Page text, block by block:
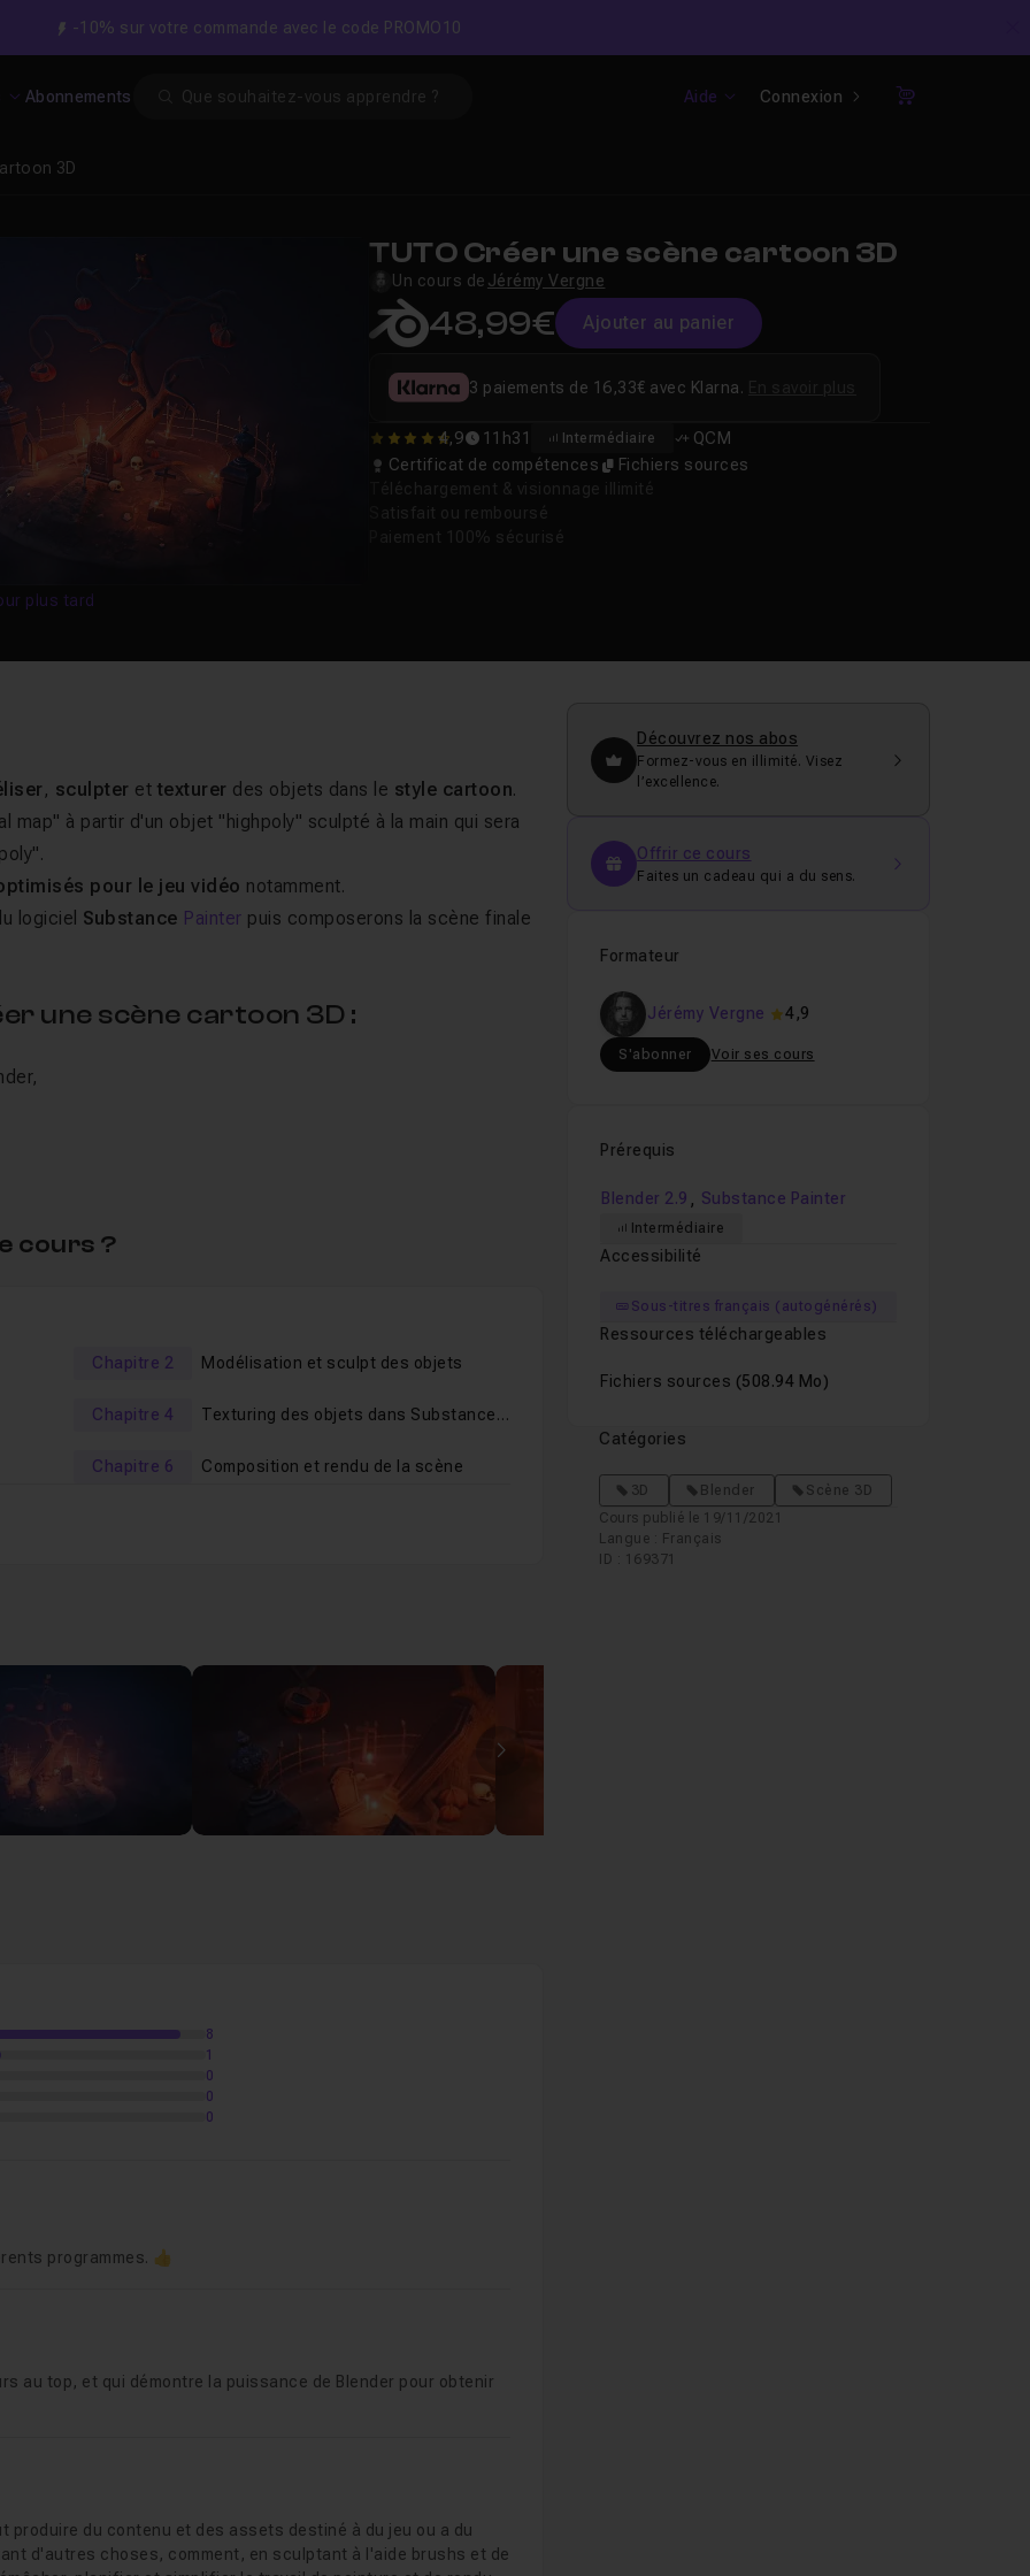
-10% sur votre commande avec le code PROMO10
Abonnements Aide Connexion
Panier
3D
plus tard
TUTO Créer une scène cartoon 3D
Un cours de Jérémy Vergne
48,99€ Ajouter au panier
4.8888888888889
4,9 11h31 Intermédiaire
QCM
Certificat de compétences
Fichiers sources
3 paiements de 16,33€ avec Klarna.
, sculpter et texturer des objets dans le style cartoon.
map" à partir d'un objet "highpoly" sculpté à la main qui sera
pour le jeu vidéo notamment.
logiciel Substance Painter puis composerons la scène finale
une scène cartoon 3D :
permettra de
répondre à vos éventuelles questions sur ce cours.
cours ?
Chapitre 2 Modélisation et sculpt des objets
Chapitre 4
Texturing des objets dans Substance
Chapitre 6 Composition et rendu de la scène
Painter
8
1
0
0
0
programmes. 👍
au top, et qui démontre la puissance de Blender pour obtenir
produire du contenu et des assets destiné à du jeu ou a du
d'autres choses, comment, en sculptant à l'aide brushs et de
Découvrez nos abos
Formez-vous en illimité. Visez
l’excellence.
Offrir ce cours
Faites un cadeau qui a du sens.
Formateur
Jérémy Vergne 4,9
S'abonner Voir ses cours
Prérequis
Blender 2.9 , Substance Painter
Intermédiaire
Accessibilité
Sous-titres français (autogénérés)
Ressources téléchargeables
Fichiers sources (508.94 Mo)
Catégories
3D Blender
Scène 3D
Cours publié le 19/11/2021
Langue : Français
ID : 169371